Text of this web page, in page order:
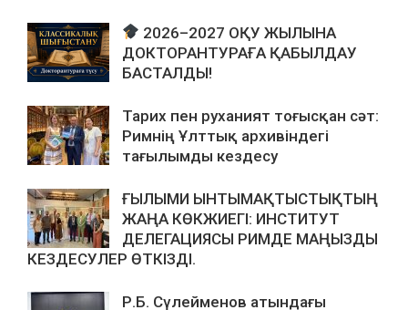
2026–2027 ОҚУ ЖЫЛЫНА
ДОКТОРАНТУРАҒА ҚАБЫЛДАУ
БАСТАЛДЫ!
Тарих пен руханият тоғысқан сәт:
Римнің Ұлттық архивіндегі
тағылымды кездесу
ҒЫЛЫМИ ЫНТЫМАҚТЫСТЫҚТЫҢ
ЖАҢА КӨКЖИЕГІ: ИНСТИТУТ
ДЕЛЕГАЦИЯСЫ РИМДЕ МАҢЫЗДЫ
КЕЗДЕСУЛЕР ӨТКІЗДІ.
Р.Б. Сүлейменов атындағы